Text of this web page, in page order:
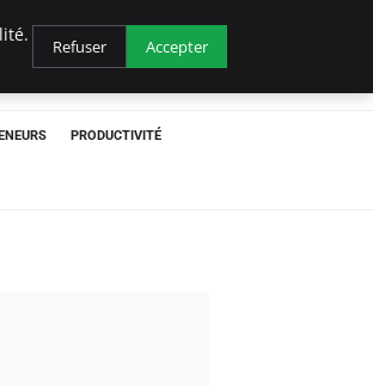
PRODUCTIVITÉ
Refuser Accepter